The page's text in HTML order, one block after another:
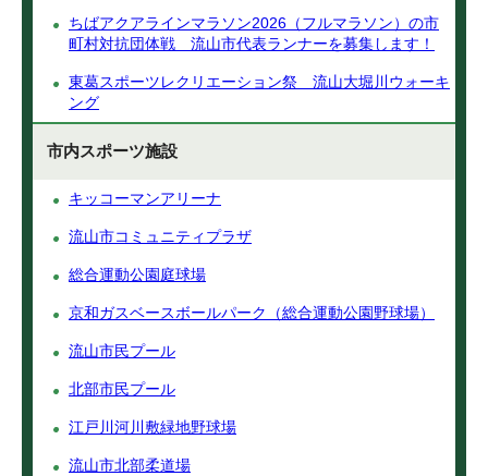
ちばアクアラインマラソン2026（フルマラソン）の市
町村対抗団体戦 流山市代表ランナーを募集します！
東葛スポーツレクリエーション祭 流山大堀川ウォーキ
ング
市内スポーツ施設
キッコーマンアリーナ
流山市コミュニティプラザ
総合運動公園庭球場
京和ガスベースボールパーク（総合運動公園野球場）
流山市民プール
北部市民プール
江戸川河川敷緑地野球場
流山市北部柔道場